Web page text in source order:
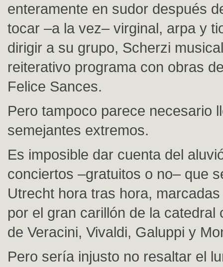
enteramente en sudor después
tocar –a la vez– virginal, arpa y
dirigir a su grupo, Scherzi
reiterativo programa con obras
Felice Sances.
Pero tampoco parece necesario
semejantes extremos.
Es imposible dar cuenta del
conciertos –gratuitos o no– que
Utrecht hora tras hora,
por el gran carillón de la catedral
de Veracini, Vivaldi, Galuppi y
Pero sería injusto no resaltar el